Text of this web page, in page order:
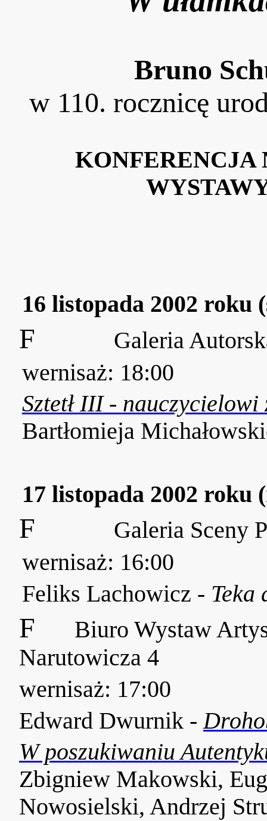
Bruno
w 110. rocznicę
KONFERENCJA
16 listopada 2002 roku
F
Galeria
wernisaż: 18:00
Sztetł III- nauczycielowi
Bartłomieja
17 listopada 2002 roku
F
Galeria Sceny
wernisaż: 16:00
Feliks Lachowicz - Teka
F
Biuro Wystaw
Narutowicza 4
wernisaż: 17:00
Edward Dwurnik -
W poszukiwaniu
Zbigniew Makowski,
Nowosielski, Andrzej